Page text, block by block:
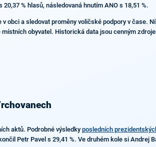
% hlasů, následovaná hnutím ANO s 18,51 %.
obci a sledovat proměny voličské podpory v čase.
obyvatel. Historická data jsou cenným
aktů. Podrobné výsledky posledních
Petr Pavel s 29,41 %. Ve druhém kole si Andrej